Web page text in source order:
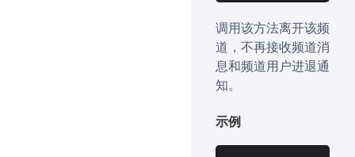
调用该方法离开该频
道，不再接收频道消
息和频道用户进退通
知。
示例